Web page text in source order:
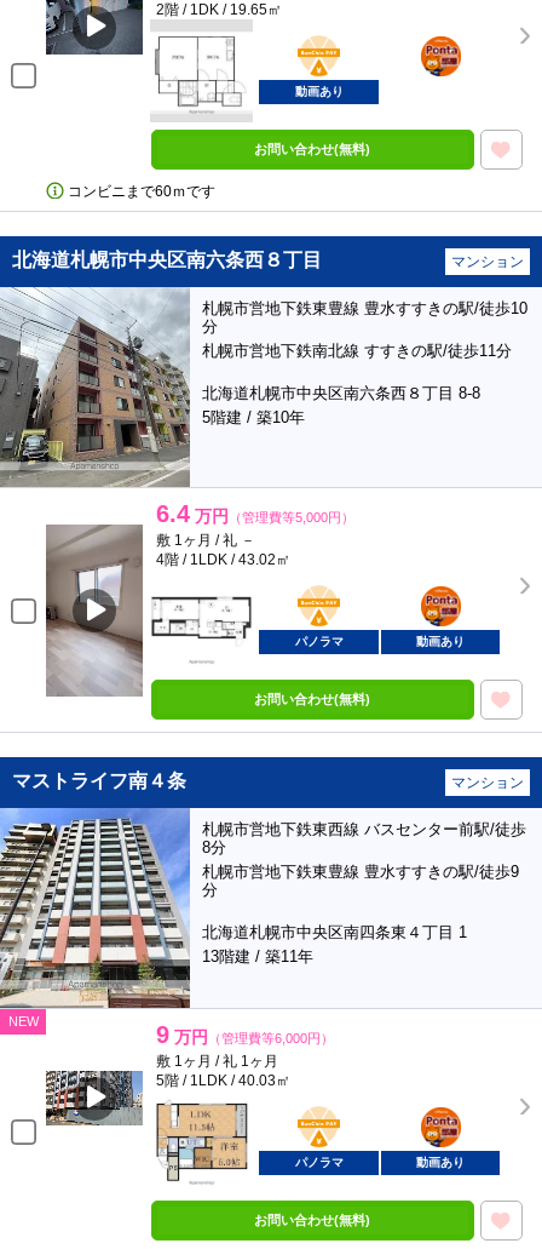
2階 / 1DK / 19.65㎡
BunChinPAY
ポンタ
部屋
動画あり
お問い合わせ(無料)
コンビニまで60ｍです
北海道札幌市中央区南六条西８丁目 マンション
札幌市営地下鉄東豊線 豊水すすきの駅/徒歩10
分
札幌市営地下鉄南北線 すすきの駅/徒歩11分
北海道札幌市中央区南六条西８丁目 8-8
5階建 / 築10年
6.4 万円 （管理費等5,000円）
敷 1ヶ月 / 礼 －
4階 / 1LDK / 43.02㎡
BunChinPAY
ポンタ
部屋
パノラマ 動画あり
お問い合わせ(無料)
マストライフ南４条 マンション
札幌市営地下鉄東西線 バスセンター前駅/徒歩
8分
札幌市営地下鉄東豊線 豊水すすきの駅/徒歩9
分
北海道札幌市中央区南四条東４丁目 1
13階建 / 築11年
NEW 9 万円 （管理費等6,000円）
敷 1ヶ月 / 礼 1ヶ月
5階 / 1LDK / 40.03㎡
BunChinPAY
ポンタ
部屋
パノラマ 動画あり
お問い合わせ(無料)